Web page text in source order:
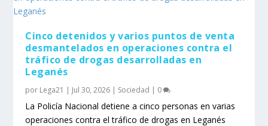
Cinco detenidos y varios puntos de venta
desmantelados en operaciones contra el
tráfico de drogas desarrolladas en
Leganés
por Lega21 | Jul 30, 2026 | Sociedad | 0
La Policía Nacional detiene a cinco personas en varias
operaciones contra el tráfico de drogas en Leganés